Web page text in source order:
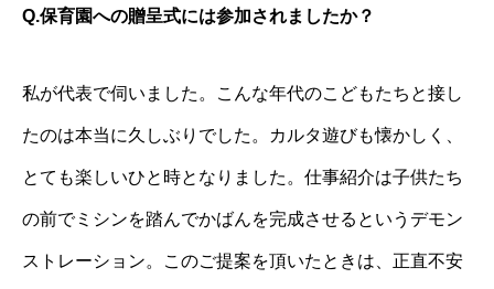
Q.保育園への贈呈式には参加されましたか？
私が代表で伺いました。こんな年代のこどもたちと接し
たのは本当に久しぶりでした。カルタ遊びも懐かしく、
とても楽しいひと時となりました。仕事紹介は子供たち
の前でミシンを踏んでかばんを完成させるというデモン
ストレーション。このご提案を頂いたときは、正直不安